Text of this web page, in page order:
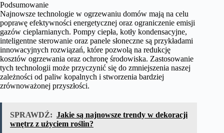
Podsumowanie
Najnowsze technologie w ogrzewaniu domów mają na celu
poprawę efektywności energetycznej oraz ograniczenie emisji
gazów cieplarnianych. Pompy ciepła, kotły kondensacyjne,
inteligentne sterowanie oraz panele słoneczne są przykładami
innowacyjnych rozwiązań, które pozwolą na redukcję
kosztów ogrzewania oraz ochronę środowiska. Zastosowanie
tych technologii może przyczynić się do zmniejszenia naszej
zależności od paliw kopalnych i stworzenia bardziej
zrównoważonej przyszłości.
SPRAWDŹ: Jakie są najnowsze trendy w dekoracji
wnętrz z użyciem roślin?